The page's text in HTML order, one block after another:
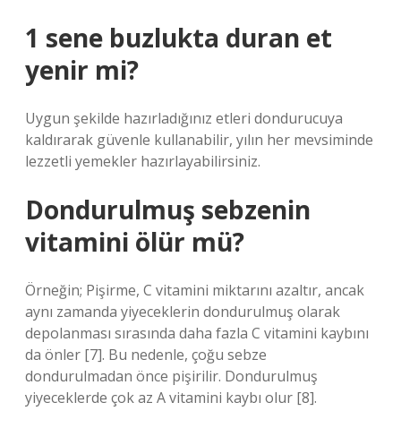
1 sene buzlukta duran et
yenir mi?
Uygun şekilde hazırladığınız etleri dondurucuya
kaldırarak güvenle kullanabilir, yılın her mevsiminde
lezzetli yemekler hazırlayabilirsiniz.
Dondurulmuş sebzenin
vitamini ölür mü?
Örneğin; Pişirme, C vitamini miktarını azaltır, ancak
aynı zamanda yiyeceklerin dondurulmuş olarak
depolanması sırasında daha fazla C vitamini kaybını
da önler [7]. Bu nedenle, çoğu sebze
dondurulmadan önce pişirilir. Dondurulmuş
yiyeceklerde çok az A vitamini kaybı olur [8].